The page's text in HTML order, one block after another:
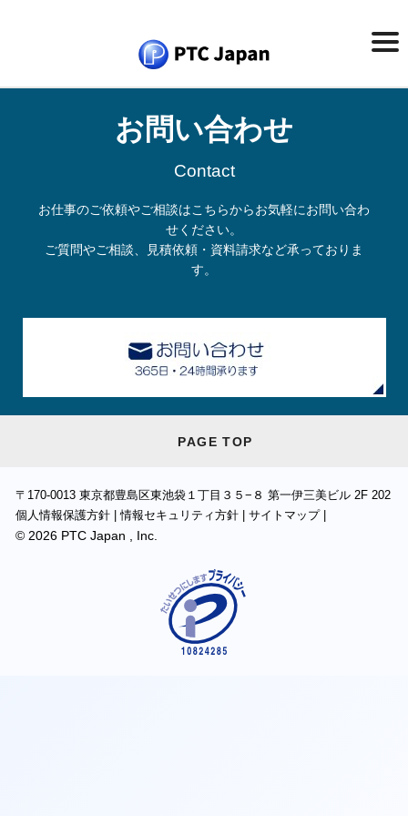
お問い合わせ
Contact
お仕事のご依頼やご相談はこちらからお気軽にお問い合わ
せください。
ご質問やご相談、見積依頼・資料請求など承っておりま
す。
PAGE TOP
〒170-0013東京都豊島区東池袋１丁目３５−８ 第一伊三美ビル 2F 202
個人情報保護方針 |情報セキュリティ方針 |サイトマップ|
© 2026 PTC Japan , Inc.